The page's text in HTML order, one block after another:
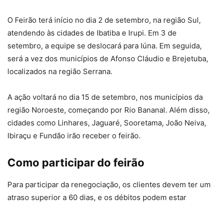
O Feirão terá início no dia 2 de setembro, na região Sul,
atendendo às cidades de Ibatiba e Irupi. Em 3 de
setembro, a equipe se deslocará para Iúna. Em seguida,
será a vez dos municípios de Afonso Cláudio e Brejetuba,
localizados na região Serrana.
A ação voltará no dia 15 de setembro, nos municípios da
região Noroeste, começando por Rio Bananal. Além disso,
cidades como Linhares, Jaguaré, Sooretama, João Neiva,
Ibiraçu e Fundão irão receber o feirão.
Como participar do feirão
Para participar da renegociação, os clientes devem ter um
atraso superior a 60 dias, e os débitos podem estar